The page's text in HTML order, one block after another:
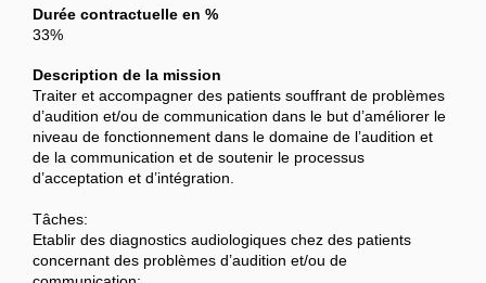
Durée contractuelle en %
33%
Description de la mission
Traiter et accompagner des patients souffrant de problèmes
d’audition et/ou de communication dans le but d’améliorer le
niveau de fonctionnement dans le domaine de l’audition et
de la communication et de soutenir le processus
d’acceptation et d’intégration.
Tâches:
Etablir des diagnostics audiologiques chez des patients
concernant des problèmes d’audition et/ou de